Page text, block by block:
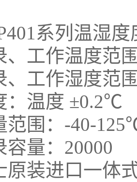
系列温湿
、工作温度范
工作湿度范
：温度 ±0.2℃
围：-40-
量：20000
装进口一体